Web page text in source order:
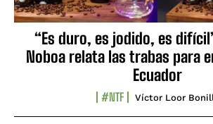
“Es duro, es jodido, es
Noboa relata las trabas para
Ecuador
#NTF Víctor Loor